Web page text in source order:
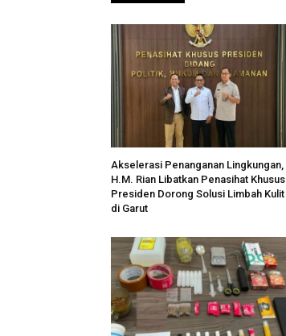
Akselerasi Penanganan Lingkungan,
H.M. Rian Libatkan Penasihat Khusus
Presiden Dorong Solusi Limbah Kulit
di Garut